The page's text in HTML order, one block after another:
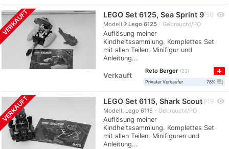
VERKAUFT LEGO Set 6125, Sea Sprint 9
Modellnavigate_nextLego 6125 Gebraucht/PO
Auflösung meiner
Kindheitssammlung. Komplettes Set
mit allen Teilen, Minifigur und
Anleitung...
1750 visibility
Verkauft
Reto Berger
23
Privater Verkäufer
78% question_answer
VERKAUFT LEGO Set 6115, Shark Scout
Modell: Lego 6115 Gebraucht/PO
Auflösung meiner
Kindheitssammlung. Komplettes Set
mit allen Teilen, Minifiguren und
Anleitung...
1919 visibility